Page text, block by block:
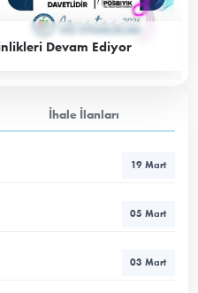
Devam Ediyor
İhale İlanları
19 Mart
05 Mart
03 Mart